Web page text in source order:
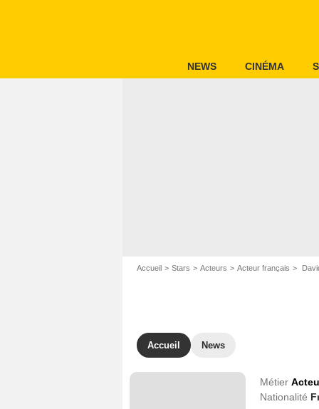
NEWS CINÉMA
Accueil Stars Acteurs Acteur français
Accueil News
Métier
Nationalité